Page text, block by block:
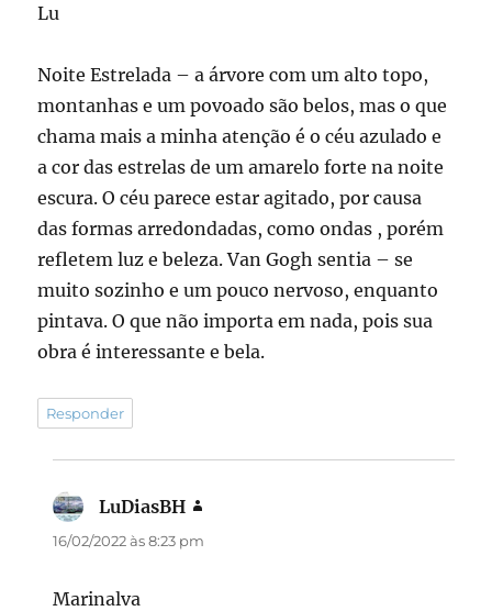
Lu
Noite Estrelada – a árvore com um alto topo,
montanhas e um povoado são belos, mas o que
chama mais a minha atenção é o céu azulado e
a cor das estrelas de um amarelo forte na noite
escura. O céu parece estar agitado, por causa
das formas arredondadas, como ondas , porém
refletem luz e beleza. Van Gogh sentia – se
muito sozinho e um pouco nervoso, enquanto
pintava. O que não importa em nada, pois sua
obra é interessante e bela.
Responder
LuDiasBH
16/02/2022 às 8:23 pm
Marinalva